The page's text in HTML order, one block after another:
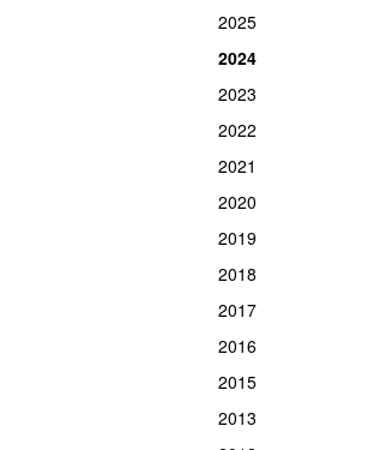
2025
2024
2023
2022
2021
2020
2019
2018
2017
2016
2015
2013